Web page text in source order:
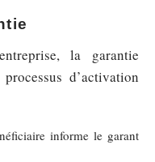
la garantie
d’activation
informe le garant